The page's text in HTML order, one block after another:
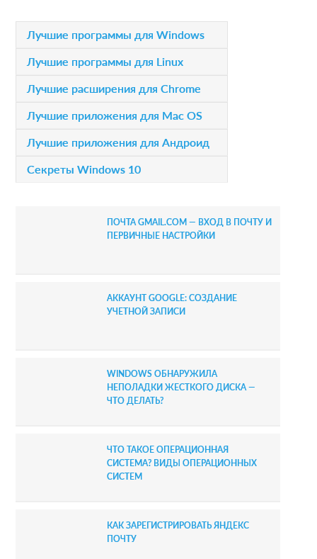
i
o
n
P
m
y
Лучшие программы для Windows
Лучшие программы для Linux
Лучшие расширения для Chrome
Лучшие приложения для Mac OS
Лучшие приложения для Андроид
Секреты Windows 10
ПОЧТА GMAIL.COM — ВХОД В ПОЧТУ И
ПЕРВИЧНЫЕ НАСТРОЙКИ
АККАУНТ GOOGLE: СОЗДАНИЕ
УЧЕТНОЙ ЗАПИСИ
WINDOWS ОБНАРУЖИЛА
НЕПОЛАДКИ ЖЕСТКОГО ДИСКА —
ЧТО ДЕЛАТЬ?
ЧТО ТАКОЕ ОПЕРАЦИОННАЯ
СИСТЕМА? ВИДЫ ОПЕРАЦИОННЫХ
СИСТЕМ
КАК ЗАРЕГИСТРИРОВАТЬ ЯНДЕКС
ПОЧТУ